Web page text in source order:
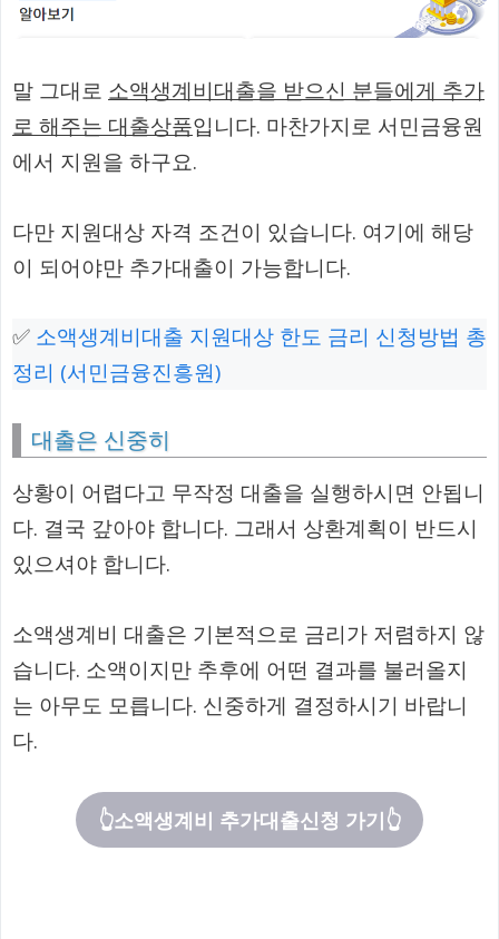
말 그대로 소액생계비대출을 받으신 분들에게 추가
로 해주는 대출상품입니다. 마찬가지로 서민금융원
에서 지원을 하구요.
다만 지원대상 자격 조건이 있습니다. 여기에 해당
이 되어야만 추가대출이 가능합니다.
✅ 소액생계비대출 지원대상 한도 금리 신청방법 총
정리 (서민금융진흥원)
대출은 신중히
상황이 어렵다고 무작정 대출을 실행하시면 안됩니
다. 결국 갚아야 합니다. 그래서 상환계획이 반드시
있으셔야 합니다.
소액생계비 대출은 기본적으로 금리가 저렴하지 않
습니다. 소액이지만 추후에 어떤 결과를 불러올지
는 아무도 모릅니다. 신중하게 결정하시기 바랍니
다.
👆소액생계비 추가대출신청 가기👆